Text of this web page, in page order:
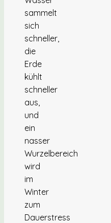
sammelt
sich
schneller,
die
Erde
kühlt
schneller
aus,
und
ein
nasser
Wurzelbereich
wird
im
Winter
zum
Dauerstress